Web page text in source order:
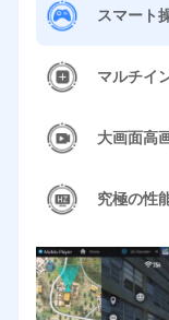
スマート
マルチイ
大画面高
究極の性